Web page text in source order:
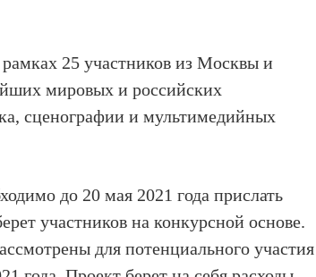
рамках 25 участников из Москвы и
мировых и российских
сценографии и мультимедийных
до 20 мая 2021 года прислать
участников на конкурсной основе.
для потенциального участия